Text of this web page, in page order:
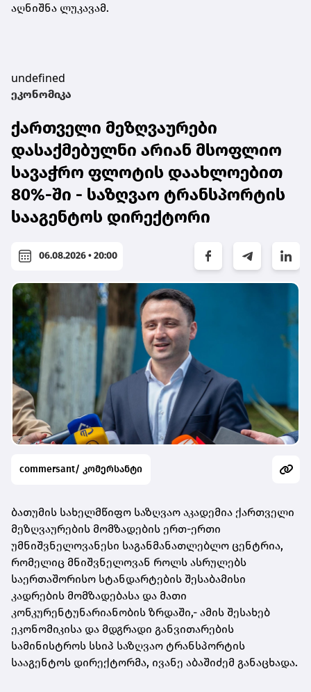
აღნიშნა ლუკავამ.
undefined
ეკონომიკა
ქართველი მეზღვაურები
დასაქმებულნი არიან მსოფლიო
სავაჭრო ფლოტის დაახლოებით
80%-ში - საზღვაო ტრანსპორტის
სააგენტოს დირექტორი
06.08.2026 • 20:00
commersant/ კომერსანტი
ბათუმის სახელმწიფო საზღვაო აკადემია ქართველი
მეზღვაურების მომზადების ერთ-ერთი
უმნიშვნელოვანესი საგანმანათლებლო ცენტრია,
რომელიც მნიშვნელოვან როლს ასრულებს
საერთაშორისო სტანდარტების შესაბამისი
კადრების მომზადებასა და მათი
კონკურენტუნარიანობის ზრდაში,- ამის შესახებ
ეკონომიკისა და მდგრადი განვითარების
სამინისტროს სსიპ საზღვაო ტრანსპორტის
სააგენტოს დირექტორმა, ივანე აბაშიძემ განაცხადა.